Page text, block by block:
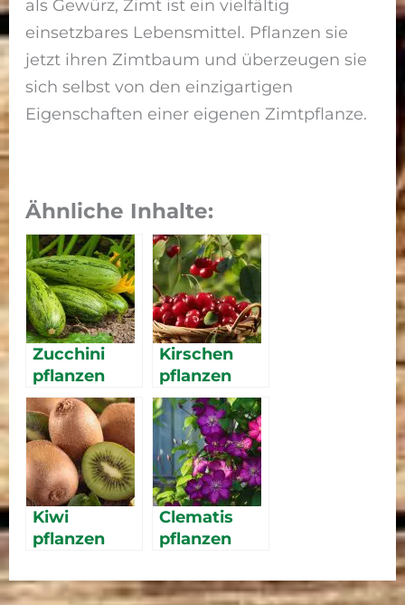
als Gewürz, Zimt ist ein vielfältig
einsetzbares Lebensmittel. Pflanzen sie
jetzt ihren Zimtbaum und überzeugen sie
sich selbst von den einzigartigen
Eigenschaften einer eigenen Zimtpflanze.
Ähnliche Inhalte:
Zucchini
pflanzen
Kirschen
pflanzen
Kiwi
pflanzen
Clematis
pflanzen